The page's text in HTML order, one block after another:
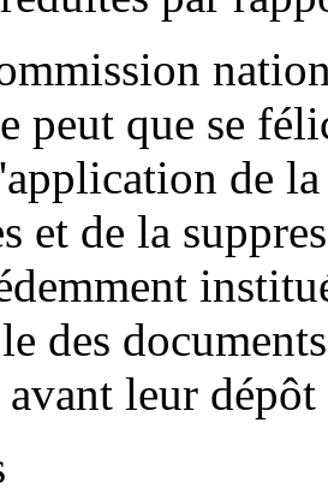
peut que se
de
et de la
des
leur